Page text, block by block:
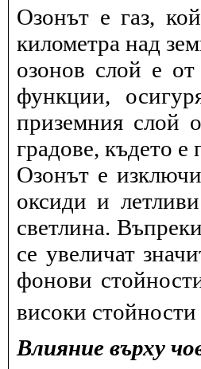
Озонът е газ,
километра над
озонов слой е
функции,
приземния слой
градове, където
Озонът е
оксиди и
светлина.
се увеличат
фонови
високи
Влияние върху